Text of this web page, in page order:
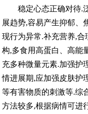
稳定心态正确对待.泛
展趋势,容易产生抑郁、
现行为异常.补充营养,
构,多食用高蛋白、高能
充多种微量元素.加强护
情进展期,应加强皮肤护
等有害物质的刺激等.综
方法较多,根据病情可进